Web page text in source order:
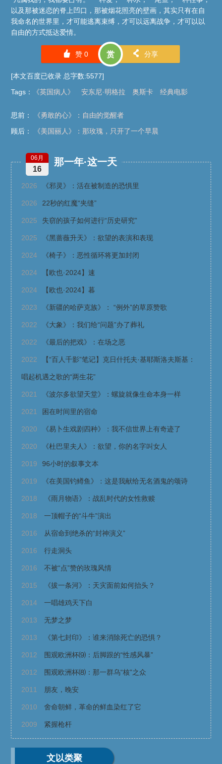
以及那被迷恋的脊上凹口，那被烟花照亮的壁画，其实只有在自
我命名的世界里，才可能逃离束缚，才可以远离战争，才可以以
自由的方式抵达爱情。
󰄼 赞 0 赏 󰄯 分享
[本文百度已收录 总字数:5577]
Tags ： 《英国病人》 安东尼·明格拉 奥斯卡 经典电影
思前：
《勇敢的心》：自由的觉醒者
顾后：
《美国丽人》：那玫瑰，只开了一个早晨
那一年·这一天
06月
16
2026 《邪灵》：活在被制造的恐惧里
2026 22秒的红魔“夹缝”
2025 失窃的孩子如何进行“历史研究”
2025 《黑蔷薇升天》：欲望的表演和表现
2024 《椅子》：恶性循环将更加封闭
2024 【欧也·2024】速
2024 【欧也·2024】暮
2023 《新疆的哈萨克族》： “例外”的草原赞歌
2022 《大象》：我们给“问题”办了葬礼
2022 《最后的把戏》：在场之恶
2022 【“百人千影”笔记】克日什托夫·基耶斯洛夫斯基：
唱起机遇之歌的“两生花”
2021 《波尔多欲望天堂》：螺旋就像生命本身一样
2021 困在时间里的宿命
2020 《易卜生戏剧四种》：我不信世界上有奇迹了
2020 《杜巴里夫人》：欲望，你的名字叫女人
2019 96小时的叙事文本
2019 《在美国钓鳟鱼》：这是我献给无名酒鬼的颂诗
2018 《雨月物语》：战乱时代的女性救赎
2018 一顶帽子的“斗牛”演出
2016 从宿命到绝杀的“封神演义”
2016 行走洞头
2016 不被“点”赞的玫瑰风情
2015 《拔一条河》：天灾面前如何抬头？
2014 一唱雄鸡天下白
2013 无梦之梦
2013 《第七封印》：谁来消除死亡的恐惧？
2012 围观欧洲杯⑼：后脚跟的“性感风暴”
2012 围观欧洲杯⑻：那一群乌“核”之众
2011 朋友，晚安
2010 舍命朝鲜，革命的鲜血染红了它
2009 紧握枪杆
文以类聚